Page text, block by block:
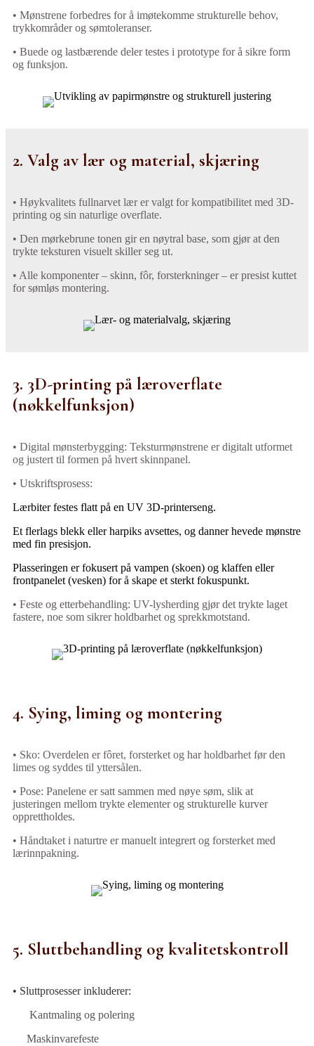
• Mønstrene forbedres for å imøtekomme strukturelle behov,
trykkområder og sømtoleranser.
• Buede og lastbærende deler testes i prototype for å sikre form
og funksjon.
2. Valg av lær og material, skjæring
• Høykvalitets fullnarvet lær er valgt for kompatibilitet med 3D-
printing og sin naturlige overflate.
• Den mørkebrune tonen gir en nøytral base, som gjør at den
trykte teksturen visuelt skiller seg ut.
• Alle komponenter – skinn, fôr, forsterkninger – er presist kuttet
for sømløs montering.
3. 3D-printing på læroverflate
(nøkkelfunksjon)
• Digital mønsterbygging: Teksturmønstrene er digitalt utformet
og justert til formen på hvert skinnpanel.
• Utskriftsprosess:
Lærbiter festes flatt på en UV 3D-printerseng.
Et flerlags blekk eller harpiks avsettes, og danner hevede mønstre
med fin presisjon.
Plasseringen er fokusert på vampen (skoen) og klaffen eller
frontpanelet (vesken) for å skape et sterkt fokuspunkt.
• Feste og etterbehandling: UV-lysherding gjør det trykte laget
fastere, noe som sikrer holdbarhet og sprekkmotstand.
4. Sying, liming og montering
• Sko: Overdelen er fôret, forsterket og har holdbarhet før den
limes og syddes til yttersålen.
• Pose: Panelene er satt sammen med nøye søm, slik at
justeringen mellom trykte elementer og strukturelle kurver
opprettholdes.
• Håndtaket i naturtre er manuelt integrert og forsterket med
lærinnpakning.
5. Sluttbehandling og kvalitetskontroll
• Sluttprosesser inkluderer:
Kantmaling og polering
Maskinvarefeste